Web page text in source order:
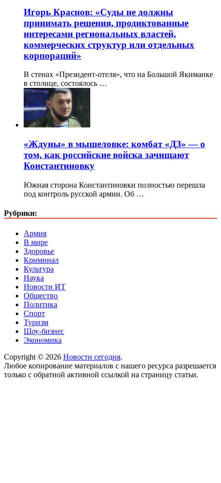
Игорь Краснов: «Суды не должны
принимать решения, продиктованные
интересами региональных властей,
коммерческих структур или отдельных
корпораций»
В стенах «Президент-отеля», что на Большой Якиманке
в столице, состоялось …
«Ждуны» в мышеловке: комбат «ДЗ» — о
том, как российские войска зачищают
Константиновку
Южная сторона Константиновки полностью перешла
под контроль русской армии. Об …
Рубрики:
Армия
В мире
Здоровье
Криминал
Культура
Наука
Новости ИТ
Общество
Политика
Спорт
Туризм
Шоу-бизнес
Экономика
Copyright © 2026 Новости сегодня.
Любое копирование материалов с нашего ресурса разрешается
только с обратной активной ссылкой на страницу статьи.